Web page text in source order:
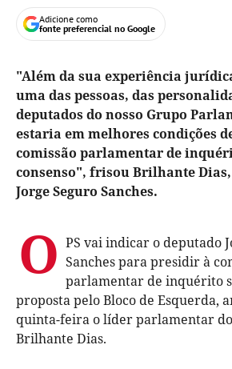
Adicione como
fonte preferencial no Google
"Além da sua experiência
uma das pessoas, das
deputados do nosso Grupo
estaria em melhores condições
comissão parlamentar de
consenso", frisou Brilhante
Jorge Seguro Sanches.
O PS vai indicar o deputado
Sanches para presidir à
parlamentar de inquérito
proposta pelo Bloco de Esquerda,
quinta-feira o líder parlamentar
Brilhante Dias.